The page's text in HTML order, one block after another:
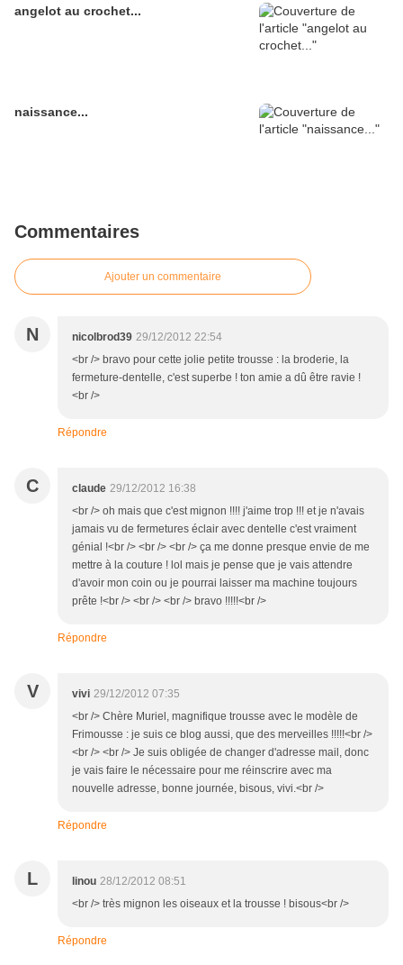
angelot au crochet...
naissance...
Commentaires
Ajouter un commentaire
N nicolbrod39 29/12/2012 22:54
<br /> bravo pour cette jolie petite trousse : la broderie, la
fermeture-dentelle, c'est superbe ! ton amie a dû être ravie !
<br />
Répondre
C claude 29/12/2012 16:38
<br /> oh mais que c'est mignon !!!! j'aime trop !!! et je n'avais
jamais vu de fermetures éclair avec dentelle c'est vraiment
génial !<br /> <br /> <br /> ça me donne presque envie de me
mettre à la couture ! lol mais je pense que je vais attendre
d'avoir mon coin ou je pourrai laisser ma machine toujours
prête !<br /> <br /> <br /> bravo !!!!!<br />
Répondre
V vivi 29/12/2012 07:35
<br /> Chère Muriel, magnifique trousse avec le modèle de
Frimousse : je suis ce blog aussi, que des merveilles !!!!!<br />
<br /> <br /> Je suis obligée de changer d'adresse mail, donc
je vais faire le nécessaire pour me réinscrire avec ma
nouvelle adresse, bonne journée, bisous, vivi.<br />
Répondre
L linou 28/12/2012 08:51
<br /> très mignon les oiseaux et la trousse ! bisous<br />
Répondre